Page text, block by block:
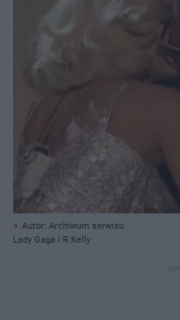
Autor: Archiwum serwisu
Lady Gaga i R.Kelly